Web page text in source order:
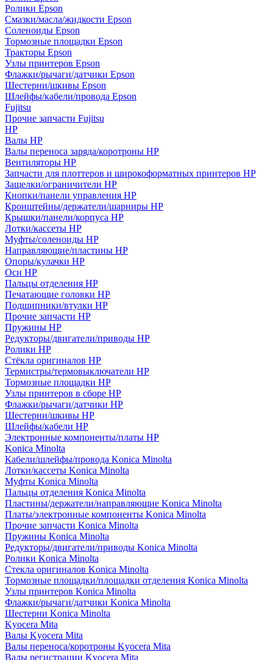
Ролики Epson
Смазки/масла/жидкости Epson
Соленоиды Epson
Тормозные площадки Epson
Тракторы Epson
Узлы принтеров Epson
Флажки/рычаги/датчики Epson
Шестерни/шкивы Epson
Шлейфы/кабели/провода Epson
Fujitsu
Прочие запчасти Fujitsu
HP
Валы HP
Валы переноса заряда/коротроны HP
Вентиляторы HP
Запчасти для плоттеров и широкоформатных принтеров HP
Защелки/ограничители HP
Кнопки/панели управления HP
Кронштейны/держатели/шарниры HP
Крышки/панели/корпуса HP
Лотки/кассеты HP
Муфты/соленоиды HP
Направляющие/пластины HP
Опоры/кулачки HP
Оси HP
Пальцы отделения HP
Печатающие головки HP
Подшипники/втулки HP
Прочие запчасти HP
Пружины HP
Редукторы/двигатели/приводы HP
Ролики HP
Стёкла оригиналов HP
Термистры/термовыключатели HP
Тормозные площадки HP
Узлы принтеров в сборе HP
Флажки/рычаги/датчики HP
Шестерни/шкивы HP
Шлейфы/кабели HP
Электронные компоненты/платы HP
Konica Minolta
Кабели/шлейфы/провода Konica Minolta
Лотки/кассеты Konica Minolta
Муфты Konica Minolta
Пальцы отделения Konica Minolta
Пластины/держатели/направляющие Konica Minolta
Платы/электронные компоненты Konica Minolta
Прочие запчасти Konica Minolta
Пружины Konica Minolta
Редукторы/двигатели/приводы Konica Minolta
Ролики Konica Minolta
Стекла оригиналов Konica Minolta
Тормозные площадки/площадки отделения Konica Minolta
Узлы принтеров Konica Minolta
Флажки/рычаги/датчики Konica Minolta
Шестерни Konica Minolta
Kyocera Mita
Валы Kyocera Mita
Валы переноса/коротроны Kyocera Mita
Валы регистрации Kyocera Mita